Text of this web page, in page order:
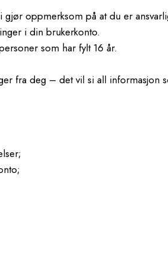
oppmerksom på at du er
i din brukerkonto.
som har fylt 16 år.
fra deg – det vil si all informasjon